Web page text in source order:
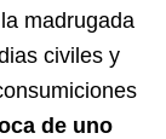
madrugada
civiles y
de uno